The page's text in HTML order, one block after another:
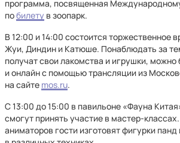
программа, посвященная
побилету в зоопарк.
В 12:00 и 14:00 состоится торжественное
Жуи, Диндин и Катюше. Понаблюдать за
получат свои лакомства и игрушки, можно
и онлайн с помощью трансляции из
на сайте mos.ru.
С 13:00 до 15:00 в павильоне «Фауна
смогут принять участие в мастер-
аниматоров гости изготовят фигурки панд